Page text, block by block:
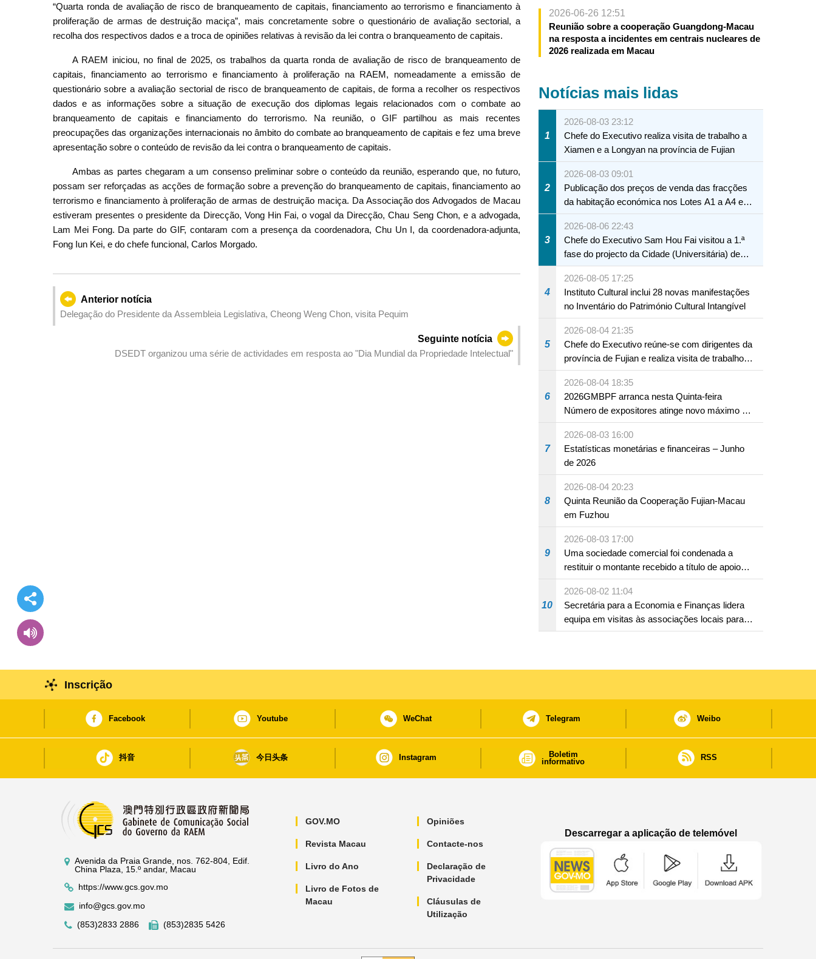
“Quarta ronda de avaliação de risco de branqueamento de capitais, financiamento ao terrorismo e financiamento à
proliferação de armas de destruição maciça”, mais concretamente sobre o questionário de avaliação sectorial, a
recolha dos respectivos dados e a troca de opiniões relativas à revisão da lei contra o branqueamento de capitais.
A RAEM iniciou, no final de 2025, os trabalhos da quarta ronda de avaliação de risco de branqueamento de
capitais, financiamento ao terrorismo e financiamento à proliferação na RAEM, nomeadamente a emissão de
questionário sobre a avaliação sectorial de risco de branqueamento de capitais, de forma a recolher os respectivos
dados e as informações sobre a situação de execução dos diplomas legais relacionados com o combate ao
branqueamento de capitais e financiamento do terrorismo. Na reunião, o GIF partilhou as mais recentes
preocupações das organizações internacionais no âmbito do combate ao branqueamento de capitais e fez uma breve
apresentação sobre o conteúdo de revisão da lei contra o branqueamento de capitais.
Ambas as partes chegaram a um consenso preliminar sobre o conteúdo da reunião, esperando que, no futuro,
possam ser reforçadas as acções de formação sobre a prevenção do branqueamento de capitais, financiamento ao
terrorismo e financiamento à proliferação de armas de destruição maciça. Da Associação dos Advogados de Macau
estiveram presentes o presidente da Direcção, Vong Hin Fai, o vogal da Direcção, Chau Seng Chon, e a advogada,
Lam Mei Fong. Da parte do GIF, contaram com a presença da coordenadora, Chu Un I, da coordenadora-adjunta,
Fong Iun Kei, e do chefe funcional, Carlos Morgado.
Anterior notícia
Delegação do Presidente da Assembleia Legislativa, Cheong Weng Chon, visita Pequim
Seguinte notícia
DSEDT organizou uma série de actividades em resposta ao "Dia Mundial da Propriedade Intelectual"
2026-06-26 12:51
Reunião sobre a cooperação Guangdong-Macau
na resposta a incidentes em centrais nucleares de
2026 realizada em Macau
Notícias mais lidas
1
2026-08-03 23:12
Chefe do Executivo realiza visita de trabalho a
Xiamen e a Longyan na província de Fujian
2
2026-08-03 09:01
Publicação dos preços de venda das fracções
da habitação económica nos Lotes A1 a A4 e
A12 da Zona A dos Novos Aterros
3
2026-08-06 22:43
Chefe do Executivo Sam Hou Fai visitou a 1.ª
fase do projecto da Cidade (Universitária) de
Educação Internacional de Macau e Hengqin
4
2026-08-05 17:25
Instituto Cultural inclui 28 novas manifestações
no Inventário do Património Cultural Intangível
5
2026-08-04 21:35
Chefe do Executivo reúne-se com dirigentes da
província de Fujian e realiza visita de trabalho
em Fuzhou
6
2026-08-04 18:35
2026GMBPF arranca nesta Quinta-feira
Número de expositores atinge novo máximo em
18 anos
7
2026-08-03 16:00
Estatísticas monetárias e financeiras – Junho
de 2026
8
2026-08-04 20:23
Quinta Reunião da Cooperação Fujian-Macau
em Fuzhou
9
2026-08-03 17:00
Uma sociedade comercial foi condenada a
restituir o montante recebido a título de apoio
pecuniário para combater a epidemia de 2022,
por não ter sido provado que reunia os
requisitos para a sua atribuição
10
2026-08-02 11:04
Secretária para a Economia e Finanças lidera
equipa em visitas às associações locais para
consolidar consensos e promover os trabalhos
Inscrição
Facebook Youtube WeChat Telegram Weibo
抖音 今日头条 Instagram
Boletim
informativo
RSS
Avenida da Praia Grande, nos. 762-804, Edif.
China Plaza, 15.º andar, Macau
https://www.gcs.gov.mo
info@gcs.gov.mo
(853)2833 2886
(853)2835 5426
GOV.MO
Revista Macau
Livro do Ano
Livro de Fotos de
Macau
Opiniões
Contacte-nos
Declaração de
Privacidade
Cláusulas de
Utilização
Descarregar a aplicação de telemóvel